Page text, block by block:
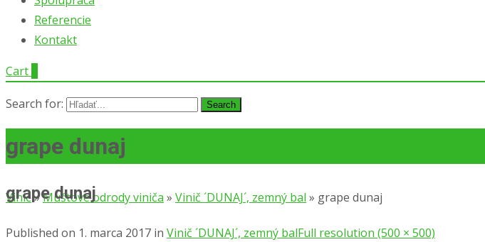
Referencie
Kontakt
Cart
Search for:
grape dunaj
Vinič»Muštové odrody viniča » Vinič ´DUNAJ´, zemný bal » grape dunaj
grape dunaj
Published on 1. marca 2017 in Vinič ´DUNAJ´, zemný balFull resolution (500 × 500)